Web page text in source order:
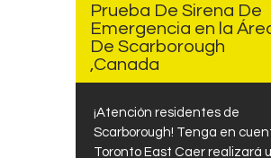
Prueba De Sirena De
Emergencia en la
De Scarborough
,Canada
¡Atención residentes de
Scarborough! Tenga en
Toronto East Caer realizará